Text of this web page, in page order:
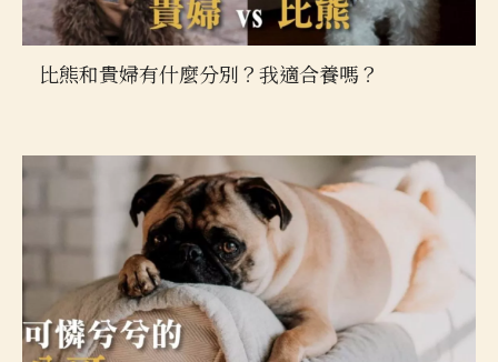
比熊和貴婦有什麼分別？我適合養嗎？